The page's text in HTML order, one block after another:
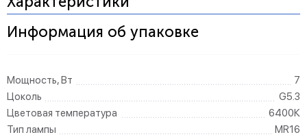
Информация об упаковке
Мощность, Вт
7
Цоколь
G5.3
Цветовая температура
6400К
Тип лампы
MR16